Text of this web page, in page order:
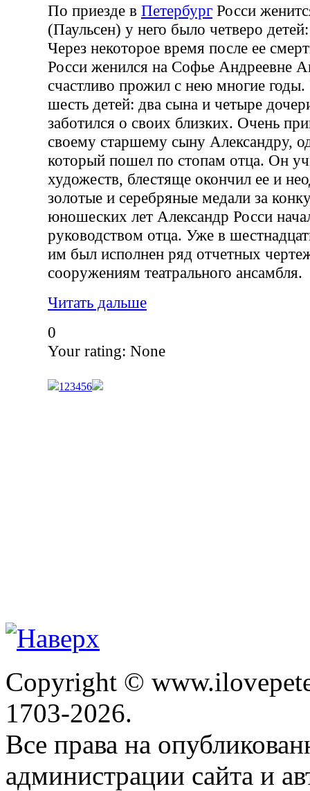
По приезде в Петербург Росси
(Паульсен) у него было четверо
Через некоторое время после ее
Росси женился на Софье Андреевне
счастливо прожил с нею многие
шесть детей: два сына и четыре
заботился о своих близких. Очень
своему старшему сыну Александру,
который пошел по стопам отца. Он
художеств, блестяще окончил ее и
золотые и серебряные медали за
юношеских лет Александр Росси
руководством отца. Уже в
им был исполнен ряд отчетных
сооружениям театрального ансамбля.
Читать дальше
0
Your rating: None
1 23456
Copyright ©
1703-2026.
Все права на
администрации сайта и